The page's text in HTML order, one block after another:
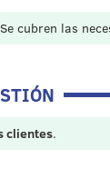
cubren las
clientes.